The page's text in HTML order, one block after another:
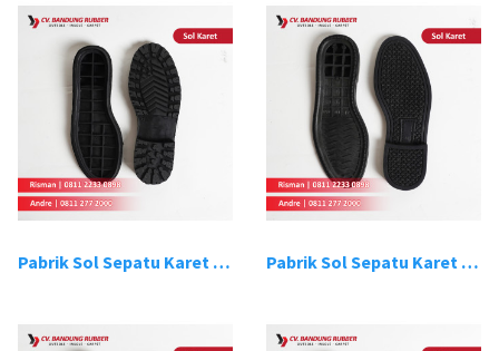
Pabrik Sol Sepatu Karet Bandung 1 Pabrik Sol Sepatu Karet Bandung 2